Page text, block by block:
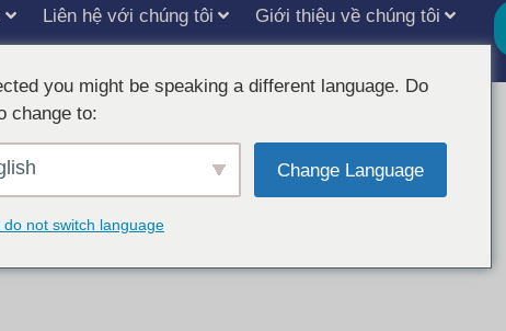
Liên hệ với chúng tôi
Giới thiệu về chúng tôi
you might be speaking a different language. Do
change to:
Change Language
do not switch language